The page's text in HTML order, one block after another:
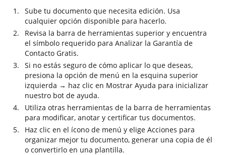
Sube tu documento que necesita edición. Usa
cualquier opción disponible para hacerlo.
Revisa la barra de herramientas superior y encuentra
el símbolo requerido para Analizar la Garantía de
Contacto Gratis.
Si no estás seguro de cómo aplicar lo que deseas,
presiona la opción de menú en la esquina superior
izquierda → haz clic en Mostrar Ayuda para inicializar
nuestro bot de ayuda.
Utiliza otras herramientas de la barra de herramientas
para modificar, anotar y certificar tus documentos.
Haz clic en el ícono de menú y elige Acciones para
organizar mejor tu documento, generar una copia de él
o convertirlo en una plantilla.